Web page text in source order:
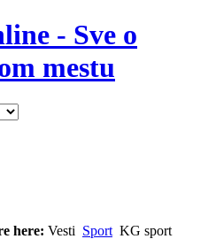
- Sve o
mestu
here: Vesti Sport KG sport